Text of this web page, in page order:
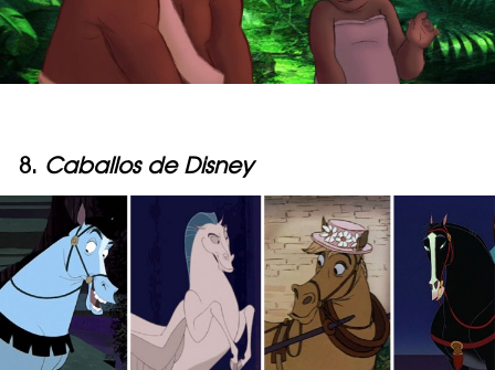
8. Caballos de Disney